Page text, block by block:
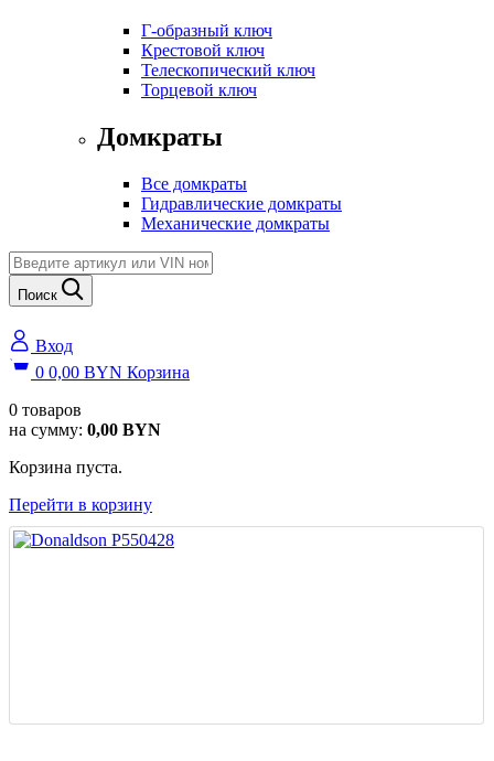
Г-образный ключ
Крестовой ключ
Телескопический ключ
Торцевой ключ
Домкраты
Все домкраты
Гидравлические домкраты
Механические домкраты
Поиск
Вход
0 0,00 BYN Корзина
0 товаров
на сумму: 0,00 BYN
Корзина пуста.
Перейти в корзину